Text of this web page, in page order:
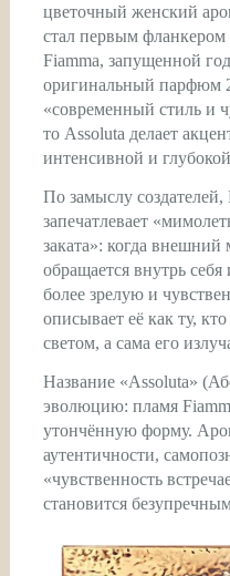
цветочный женский
стал первым
Fiamma, запущенной
оригинальный парфюм
«современный стиль и
то Assoluta делает
интенсивной и
По замыслу создателей,
запечатлевает
заката»: когда
обращается внутрь
более зрелую и
описывает её как ту,
светом, а сама его
Название «Assoluta»
эволюцию: пламя
утончённую форму.
аутентичности,
«чувственность
становится